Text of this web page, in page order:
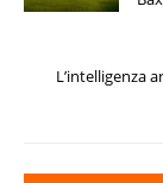
L’intelligenza